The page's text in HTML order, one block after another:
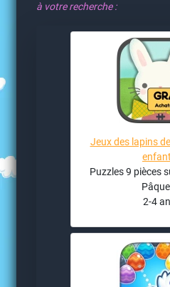
à votre recherche :
Jeux des lapins
Puzzles 9 pièces
2-4